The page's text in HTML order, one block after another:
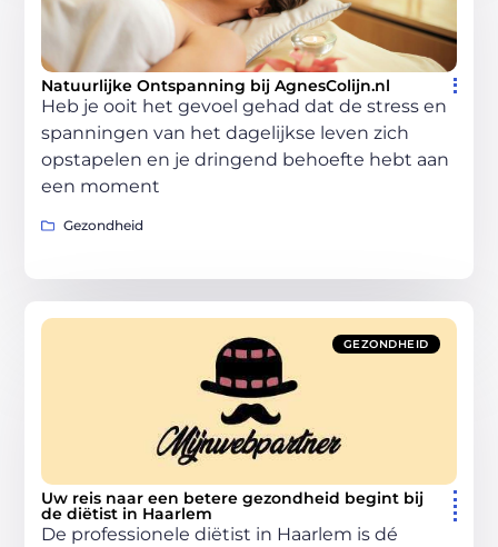
Natuurlijke Ontspanning bij AgnesColijn.nl
Heb je ooit het gevoel gehad dat de stress en
spanningen van het dagelijkse leven zich
opstapelen en je dringend behoefte hebt aan
een moment
Gezondheid
GEZONDHEID
Uw reis naar een betere gezondheid begint bij
de diëtist in Haarlem
De professionele diëtist in Haarlem is dé